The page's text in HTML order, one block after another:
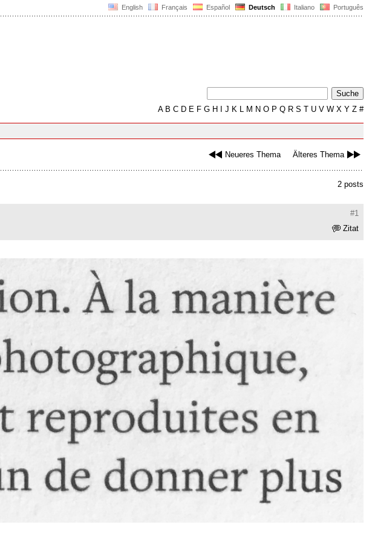
English Français Español Deutsch Italiano Português
AB C D E F G H J K L M N O P Q R S T U V W X Y Z #
Neueres Thema Älteres Thema
2 posts
#1
Zitat